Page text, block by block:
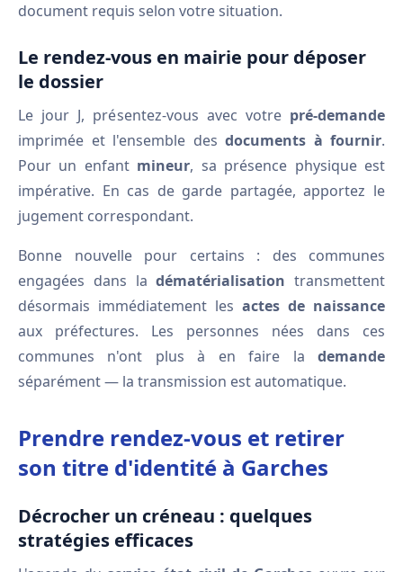
document requis selon votre situation.
Le rendez-vous en mairie pour déposer
le dossier
Le jour J, présentez-vous avec votre pré-demande
imprimée et l'ensemble des documents à fournir.
Pour un enfant mineur, sa présence physique est
impérative. En cas de garde partagée, apportez le
jugement correspondant.
Bonne nouvelle pour certains : des communes
engagées dans ladématérialisation transmettent
désormais immédiatement les actes de naissance
aux préfectures. Les personnes nées dans ces
communes n'ont plus à en faire la demande
séparément — la transmission est automatique.
Prendre rendez-vous et retirer
son titre d'identité à Garches
Décrocher un créneau : quelques
stratégies efficaces